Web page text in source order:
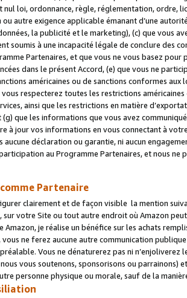
nul loi, ordonnance, règle, réglementation, ordre,
ou autre exigence applicable émanant d’une
la publicité et le marketing), (c) que vous
soumis à une incapacité légale de conclure des
Partenaires, et que vous ne vous basez
dans le présent Accord, (e) que vous ne
américaines ou de sanctions conformes
respecterez toutes les restrictions
ainsi que les restrictions en matière
que les informations que vous avez
à jour vos informations en vous connectant à
aucune déclaration ou garantie, ni aucun
au Programme Partenaires, et nous
Partenaire
clairement et de façon visible la mention
sur votre Site ou tout autre endroit où Amazon
Amazon, je réalise un bénéfice sur les achats
ne ferez aucune autre communication
Vous ne dénaturerez pas ni
vous soutenons, sponsorisons ou parrainons)
personne physique ou morale, sauf de la